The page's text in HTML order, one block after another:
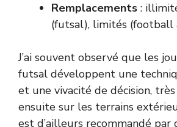
Remplacements :
(futsal), limités (football
J’ai souvent observé que les
futsal développent une
et une vivacité de décision,
ensuite sur les terrains
est d’ailleurs recommandé par